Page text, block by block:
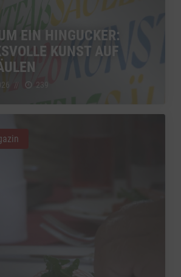
EIN HINGUCKER:
KUNST AUF
239